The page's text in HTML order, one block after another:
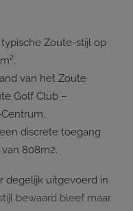
Zoute-stijl op
van het Zoute
Golf Club –
discrete toegang
808m2.
degelijk uitgevoerd in
bewaard bleef maar